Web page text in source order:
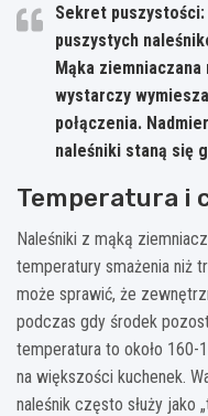
Sekret puszystości:
puszystych
Mąka
wystarczy
połączenia.
naleśniki staną się
Temperatura i
Naleśniki z mąką
temperatury smażenia niż
może sprawić, że
podczas gdy środek
temperatura to około 160-
na większości kuchenek.
naleśnik często służy jako